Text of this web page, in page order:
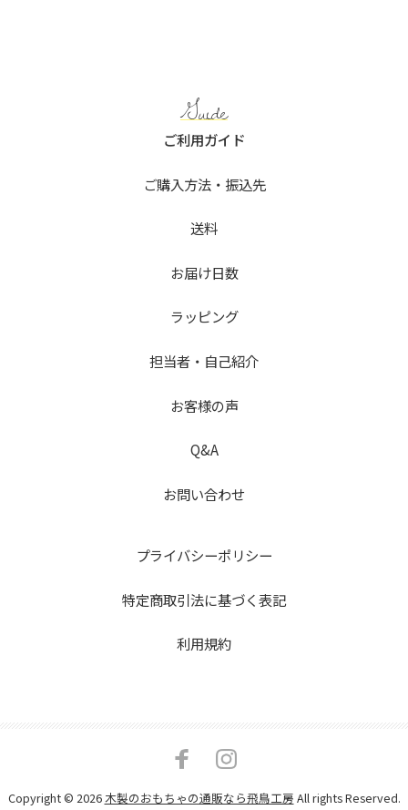
Guide
ご利用ガイド
ご購入方法・振込先
送料
お届け日数
ラッピング
担当者・自己紹介
お客様の声
Q&A
お問い合わせ
プライバシーポリシー
特定商取引法に基づく表記
利用規約
Copyright © 2026木製のおもちゃの通販なら飛鳥工房 All rights Reserved.